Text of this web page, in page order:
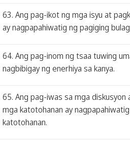
63. Ang pag-ikot ng mga isyu at
ay nagpapahiwatig ng pagiging
64. Ang pag-inom ng tsaa tuwing
nagbibigay ng enerhiya sa kanya.
65. Ang pag-iwas sa mga
mga katotohanan ay
katotohanan.